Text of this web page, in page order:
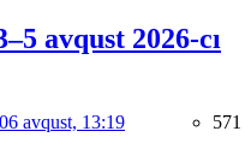
avqust 2026-cı
06 avqust, 13:19 571